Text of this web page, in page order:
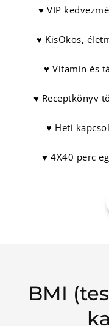
♥ VIP
♥ KisOkos,
♥ Vitamin és
♥ Receptkönyv
♥ Heti
♥ 4X40 perc
BMI